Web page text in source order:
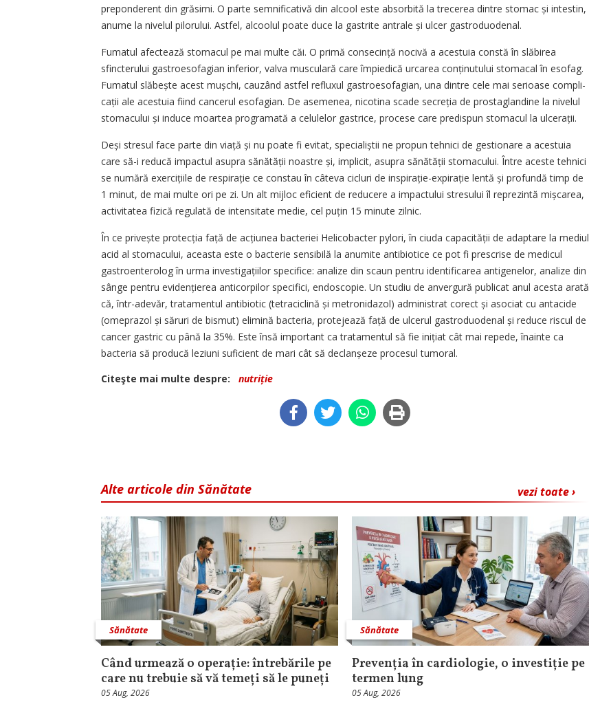
preponderent din grăsimi. O parte semnificativă din alcool este absorbită la trecerea dintre stomac și intestin,
anume la nivelul pilorului. Astfel, alcoolul poate duce la gastrite antrale și ulcer gastroduodenal.
Fumatul afectează stomacul pe mai multe căi. O primă consecință nocivă a acestuia constă în slăbirea
sfincterului gastroesofagian inferior, valva musculară care împiedică urcarea conținutului stomacal în esofag.
Fumatul slăbește acest mușchi, cauzând astfel refluxul gastroesofagian, una dintre cele mai serioase compli­
cații ale acestuia fiind cancerul esofagian. De asemenea, nicotina scade secreția de prostaglandine la nivelul
stomacului și induce moartea programată a celulelor gastrice, procese care predispun stomacul la ulcerații.
Deși stresul face parte din viață și nu poate fi evitat, specialiștii ne propun tehnici de gestionare a acestuia
care să-i reducă impactul asupra sănătății noastre și, implicit, asupra sănătății stomacului. Între aceste tehnici
se numără exercițiile de respirație ce constau în câteva cicluri de inspirație-expirație lentă și profundă timp de
1 minut, de mai multe ori pe zi. Un alt mijloc eficient de reducere a impactului stresului îl reprezintă mișcarea,
activitatea fizică regulată de intensitate medie, cel puțin 15 minute zilnic.
În ce privește protecția față de acțiunea bacteriei Helicobacter pylori, în ciuda capacității de adaptare la mediul
acid al stomacului, aceasta este o bacterie sensibilă la anumite antibiotice ce pot fi prescrise de medicul
gastroenterolog în urma inves­tigațiilor specifice: analize din scaun pentru identificarea antigenelor, analize din
sânge pentru evidenție­rea anticorpilor specifici, endoscopie. Un studiu de anvergură publicat anul acesta arată
că, într-adevăr, tratamentul antibiotic (tetraciclină și metronidazol) administrat corect și asociat cu antacide
(omeprazol și săruri de bismut) elimină bacteria, protejează față de ulcerul gastroduodenal și reduce riscul de
cancer gastric cu până la 35%. Este însă important ca tratamentul să fie inițiat cât mai repede, înainte ca
bacteria să producă leziuni suficient de mari cât să declanșeze procesul tumoral.
Citeşte mai multe despre:
nutriție
vezi toate ›
Alte articole din Sănătate
Sănătate
Când urmează o operație: întrebările pe
care nu trebuie să vă temeți să le puneți
05 Aug, 2026
Sănătate
Prevenția în cardiologie, o investiție pe
termen lung
05 Aug, 2026